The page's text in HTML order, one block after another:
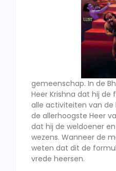
gemeenschap. In de
Heer Krishna dat hij de
alle activiteiten van de
de allerhoogste Heer
dat hij de weldoener
wezens. Wanneer de
weten dat dit de
vrede heersen.